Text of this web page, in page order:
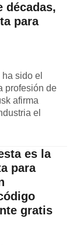
décadas,
para
sido el
profesión de
afirma
el
es la
para
gratis